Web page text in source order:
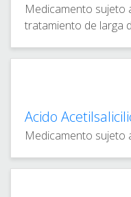
Medicamento sujeto
tratamiento de larga
Acido
Medicamento sujeto